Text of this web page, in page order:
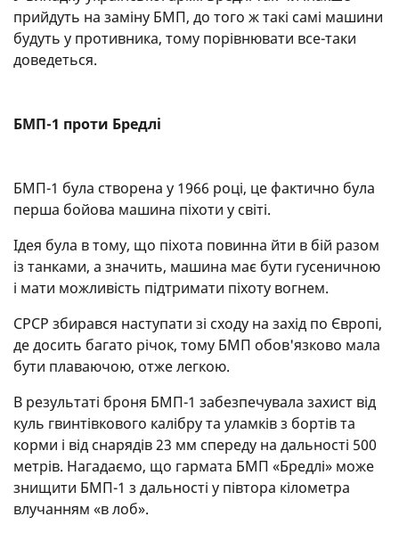
прийдуть на заміну БМП, до того ж такі самі машини
будуть у противника, тому порівнювати все-таки
доведеться.
БМП-1 проти Бредлі
БМП-1 була створена у 1966 році, це фактично була
перша бойова машина піхоти у світі.
Ідея була в тому, що піхота повинна йти в бій разом
із танками, а значить, машина має бути гусеничною
і мати можливість підтримати піхоту вогнем.
СРСР збирався наступати зі сходу на захід по Європі,
де досить багато річок, тому БМП обов'язково мала
бути плаваючою, отже легкою.
В результаті броня БМП-1 забезпечувала захист від
куль гвинтівкового калібру та уламків з бортів та
корми і від снарядів 23 мм спереду на дальності 500
метрів. Нагадаємо, що гармата БМП «Бредлі» може
знищити БМП-1 з дальності у півтора кілометра
влучанням «в лоб».